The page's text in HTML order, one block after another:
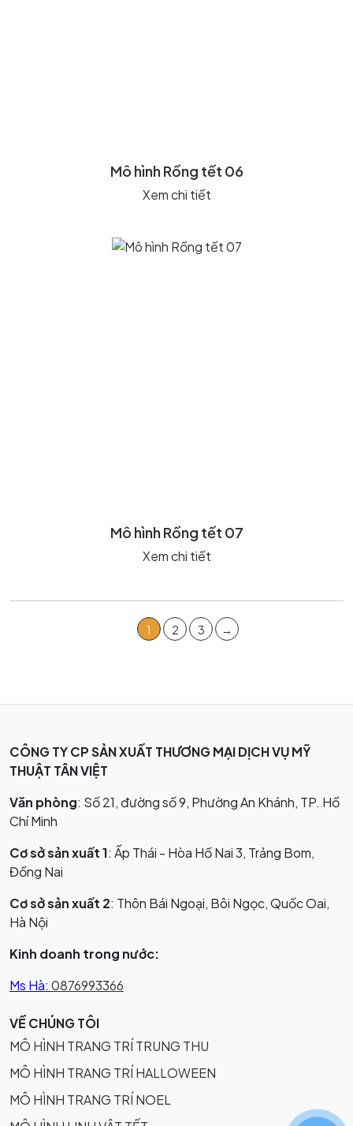
Mô hình Rồng tết 06
Xem chi tiết
Mô hình Rồng tết 07
Xem chi tiết
1 2 3 →
CÔNG TY CP SẢN XUẤT THƯƠNG MẠI DỊCH VỤ MỸ
THUẬT TÂN VIỆT
Văn phòng: Số 21, đường số 9, Phường An Khánh, TP. Hồ
Chí Minh
Cơ sở sản xuất 1: Ấp Thái - Hòa Hố Nai 3, Trảng Bom,
Đồng Nai
Cơ sở sản xuất 2: Thôn Bái Ngoại, Bôi Ngọc, Quốc Oai,
Hà Nội
Kinh doanh trong nước:
Ms Hà: 0876993366
VỀ CHÚNG TÔI
MÔ HÌNH TRANG TRÍ TRUNG THU
MÔ HÌNH TRANG TRÍ HALLOWEEN
MÔ HÌNH TRANG TRÍ NOEL